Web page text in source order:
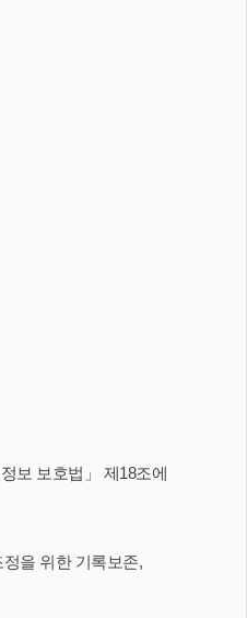
보 보호법」 제18조에
을 위한 기록보존,